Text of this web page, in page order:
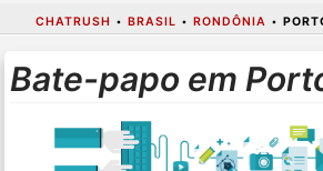
CHATRUSH • BRASIL • RONDÔNIA •
Bate-papo em